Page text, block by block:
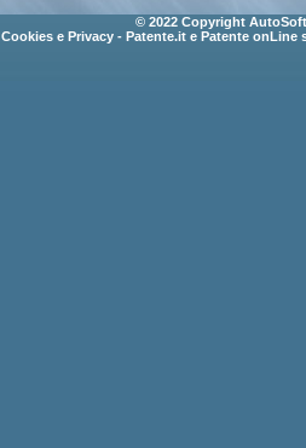
© 2022 Copyright
Cookies e Privacy - Patente.it e Patente onLine